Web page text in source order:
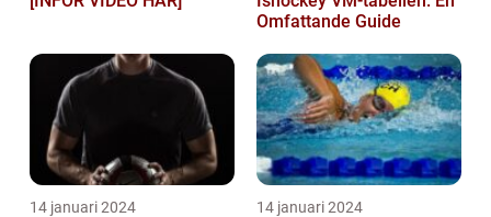
Omfattande Guide
14 januari 2024 14 januari 2024